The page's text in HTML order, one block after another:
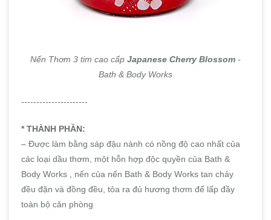
Nến Thơm 3 tim cao cấp Japanese Cherry Blossom -
Bath & Body Works
----------------------
* THÀNH PHẦN:
– Được làm bằng sáp đậu nành có nồng độ cao nhất của
các loại dầu thơm, một hỗn hợp độc quyền của Bath &
Body Works , nến của nến Bath & Body Works tan chảy
đều đặn và đồng đều, tỏa ra đủ hương thơm để lấp đầy
toàn bộ căn phòng